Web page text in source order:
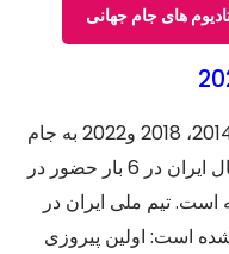
های جام جهانی
ایران در سالهای 1978، 1998، 2006، 2014، 2018 و2022 به جام
جهانی فوتبال راه یافته است؛ تیم فوتبال ایران در 6 بار حضور در
است. تیم ملی ایران در
است: اولین پیروزی